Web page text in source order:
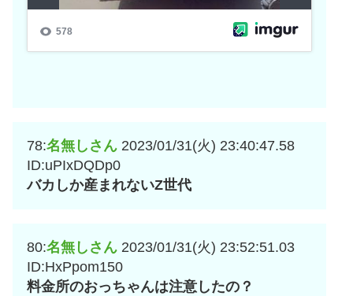
78:名無しさん 2023/01/31(火) 23:40:47.58
ID:uPIxDQDp0
バカしか産まれないZ世代
80:名無しさん 2023/01/31(火) 23:52:51.03
ID:HxPpom150
料金所のおっちゃんは注意したの？